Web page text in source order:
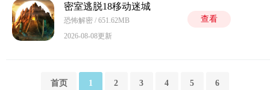
密室逃脱18移动迷城
恐怖解密 / 651.62MB
2026-08-08更新
查看
首页 1 2 3 4 5 6